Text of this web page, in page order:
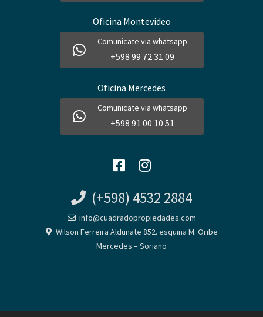
Oficina Montevideo
Comunicate via whatsapp
+598 99 72 31 09
Oficina Mercedes
Comunicate via whatsapp
+598 91 00 10 51
(+598) 4532 2884
info@cuadradopropiedades.com
Wilson Ferreira Aldunate 852. esquina M. Oribe
Mercedes – Soriano